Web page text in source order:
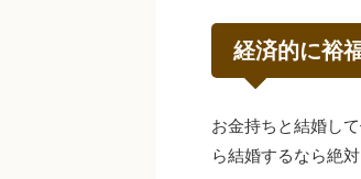
経済的に裕
お金持ちと結婚し
ら結婚するなら絶